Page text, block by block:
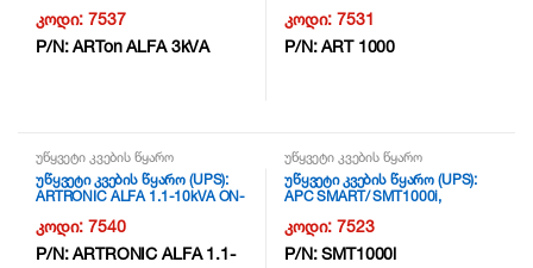
Batteries;USB COMMUNICATION
RJ 45-RS232 port, 1y warr-
6month on batterys + usb cable
კოდი:7537
P/N:ARTon ALFA 3kVA
full load runtime, 162 – 290 VAC
voltage range, 2x(12V/7Ah )
batteries,USB COMMUNICATION
კოდი:7531
P/N:ART 1000
უწყვეტი კვების წყარო
უწყვეტი კვების წყარო (UPS):
ARTRONIC ALFA 1.1-10kVA ON-
,w/Battery 20 pcs. 12V/9Ah , 1y
warr-6month on batterys NG3
კოდი:7540
P/N:ARTRONIC ALFA 1.1-
უწყვეტი კვების წყარო
უწყვეტი კვების წყარო (UPS):
APC SMART/ SMT1000i,
Line-Interactive NG2
კოდი:7523
P/N:SMT1000i